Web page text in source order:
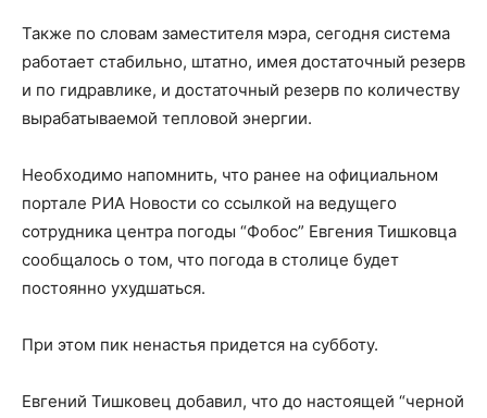
Также по словам заместителя мэра, сегодня система
работает стабильно, штатно, имея достаточный резерв
и по гидравлике, и достаточный резерв по количеству
вырабатываемой тепловой энергии.
Необходимо напомнить, что ранее на официальном
портале РИА Новости со ссылкой на ведущего
сотрудника центра погоды “Фобос” Евгения Тишковца
сообщалось о том, что погода в столице будет
постоянно ухудшаться.
При этом пик ненастья придется на субботу.
Евгений Тишковец добавил, что до настоящей “черной